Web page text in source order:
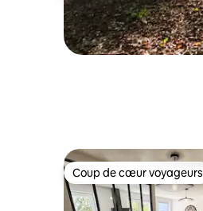
Coup de cœur voyageurs
Coup de cœur voyageurs